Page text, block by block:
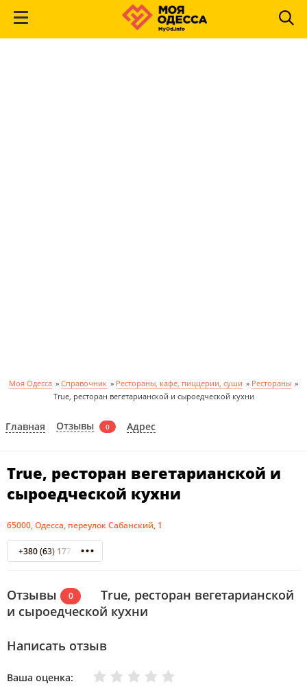
Моя Одесса » Справочник » Рестораны, кафе, пиццерии, суши » Рестораны »
True, ресторан вегетарианской и сыроедческой кухни
Главная Отзывы 0 Адрес
True, ресторан вегетарианской и
сыроедческой кухни
65000, Одесса, переулок Сабанский, 1
+380 (63) 177-08-16
Отзывы 0
True, ресторан вегетарианской
и сыроедческой кухни
Написать отзыв
Ваша оценка: Отлично
Хорошо
Нормально
Плохо
Очень плохо